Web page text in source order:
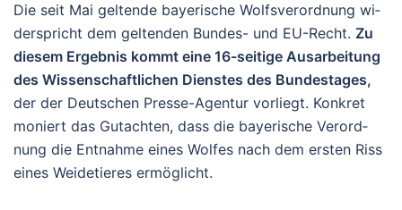
Die seit Mai gel­ten­de baye­ri­sche Wolfs­ver­ord­nung wi­
der­spricht dem gel­ten­den Bun­des- und EU-Recht. Zu
die­sem Er­geb­nis kommt eine 16-sei­ti­ge Aus­ar­bei­tung
des Wis­sen­schaft­li­chen Dienstes des Bun­des­ta­ges,
der der Deut­schen Pres­se-Agen­tur vor­liegt. Kon­kret
mo­niert das Gut­ach­ten, dass die baye­ri­sche Ver­ord­
nung die Ent­nah­me eines Wol­fes nach dem ers­ten Riss
eines Wei­de­tie­res er­mög­licht.